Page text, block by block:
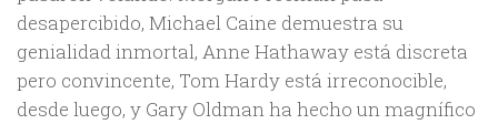
desapercibido, Michael Caine demuestra su
genialidad inmortal, Anne Hathaway está discreta
pero convincente, Tom Hardy está irreconocible,
desde luego, y Gary Oldman ha hecho un magnífico